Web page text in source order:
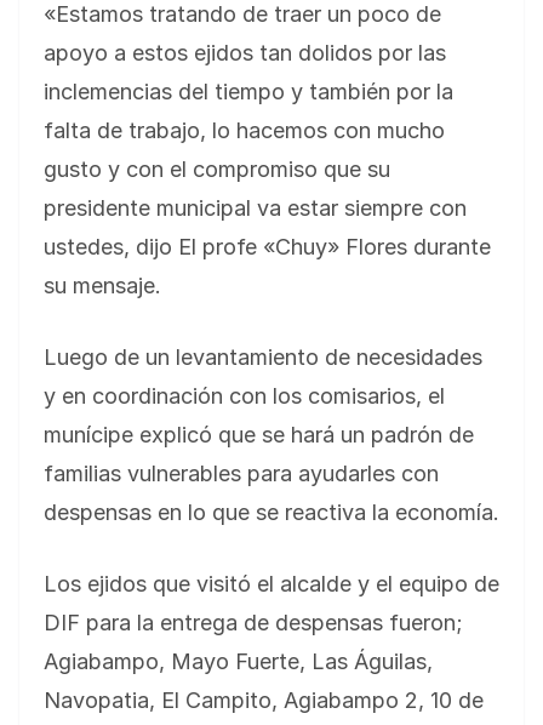
«Estamos tratando de traer un poco de
apoyo a estos ejidos tan dolidos por las
inclemencias del tiempo y también por la
falta de trabajo, lo hacemos con mucho
gusto y con el compromiso que su
presidente municipal va estar siempre con
ustedes, dijo El profe «Chuy» Flores durante
su mensaje.
Luego de un levantamiento de necesidades
y en coordinación con los comisarios, el
munícipe explicó que se hará un padrón de
familias vulnerables para ayudarles con
despensas en lo que se reactiva la economía.
Los ejidos que visitó el alcalde y el equipo de
DIF para la entrega de despensas fueron;
Agiabampo, Mayo Fuerte, Las Águilas,
Navopatia, El Campito, Agiabampo 2, 10 de